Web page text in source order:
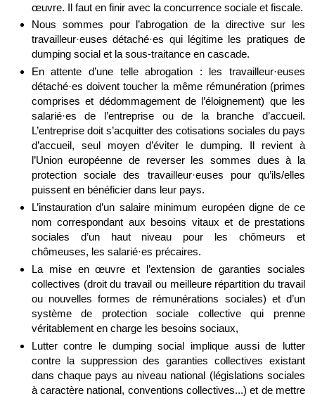
œuvre. Il faut en finir avec la concurrence sociale et fiscale.
Nous sommes pour l’abrogation de la directive sur les
travailleur·euses détaché·es qui légitime les pratiques de
dumping social et la sous-traitance en cascade.
En attente d’une telle abrogation : les travailleur·euses
détaché·es doivent toucher la même rémunération (primes
comprises et dédommagement de l’éloignement) que les
salarié·es de l’entreprise ou de la branche d’accueil.
L’entreprise doit s’acquitter des cotisations sociales du pays
d’accueil, seul moyen d’éviter le dumping. Il revient à
l’Union européenne de reverser les sommes dues à la
protection sociale des travailleur·euses pour qu’ils/elles
puissent en bénéficier dans leur pays.
L’instauration d’un salaire minimum européen digne de ce
nom correspondant aux besoins vitaux et de prestations
sociales d’un haut niveau pour les chômeurs et
chômeuses, les salarié·es précaires.
La mise en œuvre et l’extension de garanties sociales
collectives (droit du travail ou meilleure répartition du travail
ou nouvelles formes de rémunérations sociales) et d’un
système de protection sociale collective qui prenne
véritablement en charge les besoins sociaux,
Lutter contre le dumping social implique aussi de lutter
contre la suppression des garanties collectives existant
dans chaque pays au niveau national (législations sociales
à caractère national, conventions collectives...) et de mettre